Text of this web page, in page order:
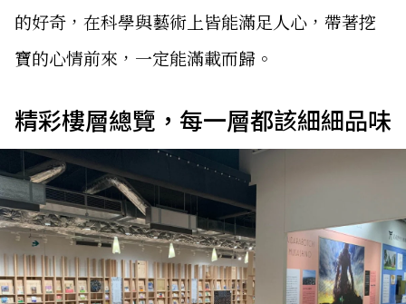
的好奇，在科學與藝術上皆能滿足人心，帶著挖
寶的心情前來，一定能滿載而歸。
精彩樓層總覽，每一層都該細細品味